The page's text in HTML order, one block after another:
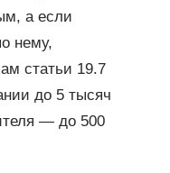
а если
нему,
статьи 19.7
до 5 тысяч
— до 500